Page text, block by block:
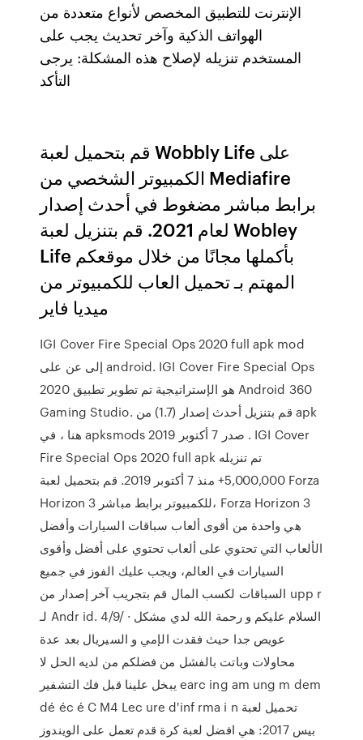
الإنترنت للتطبيق المخصص لأنواع متعددة من
الهواتف الذكية وآخر تحديث يجب على
المستخدم تنزيله لإصلاح هذه المشكلة: يرجى
التأكد
قم بتحميل لعبة Wobbly Life على
الكمبيوتر الشخصي من Mediafire
برابط مباشر مضغوط في أحدث إصدار
لعام 2021. قم بتنزيل لعبة Wobley
Life بأكملها مجانًا من خلال موقعكم
المهتم بـ تحميل العاب للكمبيوتر من
ميديا فاير
IGI Cover Fire Special Ops 2020 full apk mod
إلى عن على android. IGI Cover Fire Special Ops
2020 هو الإستراتيجية تم تطوير تطبيق Android 360
Gaming Studio. قم بتنزيل أحدث إصدار (1.7) من apk
هنا ، في apksmods صدر 7 أكتوبر 2019 . IGI Cover
Fire Special Ops 2020 full apk تم تنزيله
5,000,000+ منذ 7 أكتوبر 2019. قم بتحميل لعبة Forza
Horizon 3 للكمبيوتر برابط مباشر، Forza Horizon 3
هي واحدة من أقوى ألعاب سباقات السيارات وأفضل
الألعاب التي تحتوي على ألعاب تحتوي على أفضل وأقوى
السيارات في العالم، ويجب عليك الفوز في جميع
السباقات لكسب المال قم بتجريب آخر إصدار من upp r
لـ Andr id. 4/9/ · السلام عليكم و رحمة الله لدي مشكل
عويص جدا حيث فقدت الإمي و السيريال بعد عدة
محاولات وباتت بالفشل من فضلكم من لديه الحل لا
يبخل علينا قبل فك التشفير earc ing am ung m dem
dé éc é C M4 Lec ure d'inf rma i n تحميل لعبة
بيس 2017: هي افضل لعبة كرة قدم تعمل على الويندوز